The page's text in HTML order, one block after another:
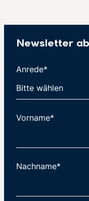
Newsletter
Anrede*
Vorname*
Nachname*